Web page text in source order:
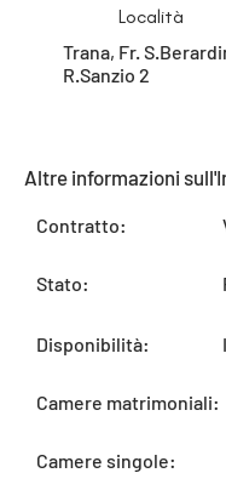
Località
Trana, Fr.
R.Sanzio 2
Altre informazioni
Contratto:
Stato:
Disponibilità:
Camere matrimoniali:
Camere singole: